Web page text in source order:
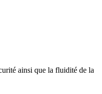
ainsi que la fluidité de la